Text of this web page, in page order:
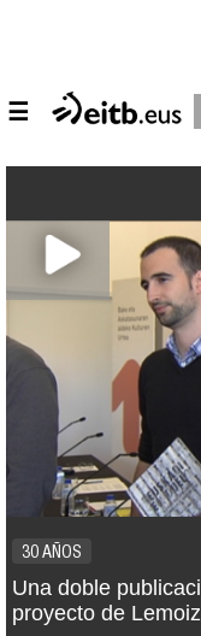
☰
30 AÑOS
Una doble
proyecto de Lemoiz